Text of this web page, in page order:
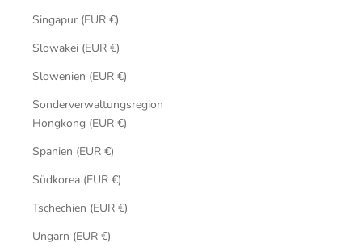
Singapur (EUR €)
Slowakei (EUR €)
Slowenien (EUR €)
Sonderverwaltungsregion
Hongkong (EUR €)
Spanien (EUR €)
Südkorea (EUR €)
Tschechien (EUR €)
Ungarn (EUR €)